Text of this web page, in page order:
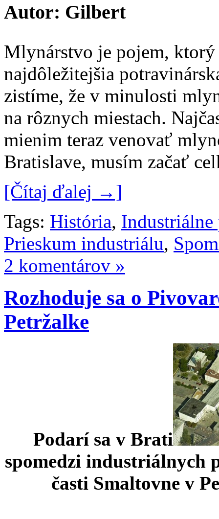
Autor: Gilbert
Mlynárstvo je pojem, ktorý
najdôležitejšia
zistíme, že v minulosti
na rôznych miestach.
mienim teraz venovať
Bratislave, musím začať
[Čítaj ďalej →]
Tags: História, Industriálne
Prieskum industriálu,
2 komentárov »
Rozhoduje sa o
Petržalke
Podarí sa v Brati
spomedzi industriálnych
časti Smaltovne v